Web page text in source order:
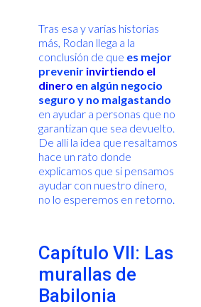
Tras esa y varias historias
más, Rodan llega a la
conclusión de que es mejor
prevenir invirtiendo el
dinero en algún negocio
seguro y no malgastando
en ayudar a personas que no
garantizan que sea devuelto.
De allí la idea que resaltamos
hace un rato donde
explicamos que si pensamos
ayudar con nuestro dinero,
no lo esperemos en retorno.
Capítulo VII: Las
murallas de
Babilonia